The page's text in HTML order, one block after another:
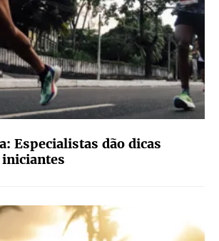
Especialistas dão dicas